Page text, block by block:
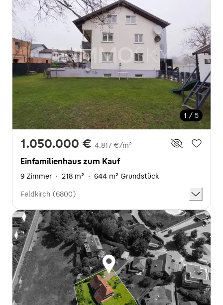
1 / 5
1.050.000 € 4.817 €/m²
Einfamilienhaus zum Kauf
9 Zimmer · 218 m² · 644 m² Grundstück
Feldkirch (6800)